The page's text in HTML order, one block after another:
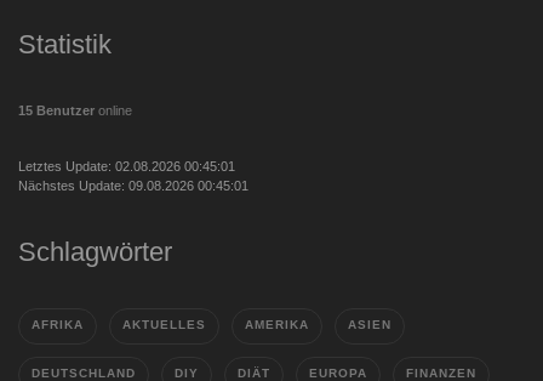
Statistik
15 Benutzer online
Letztes Update: 02.08.2026 00:45:01
Nächstes Update: 09.08.2026 00:45:01
Schlagwörter
AFRIKA AKTUELLES AMERIKA ASIEN
DEUTSCHLAND DIY DIÄT EUROPA FINANZEN